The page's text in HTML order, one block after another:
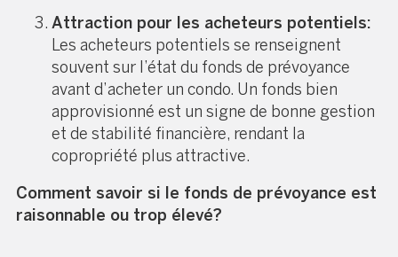
Attraction pour les acheteurs potentiels:
Les acheteurs potentiels se renseignent
souvent sur l’état du fonds de prévoyance
avant d’acheter un condo. Un fonds bien
approvisionné est un signe de bonne gestion
et de stabilité financière, rendant la
copropriété plus attractive.
Comment savoir si le fonds de prévoyance est
raisonnable ou trop élevé?